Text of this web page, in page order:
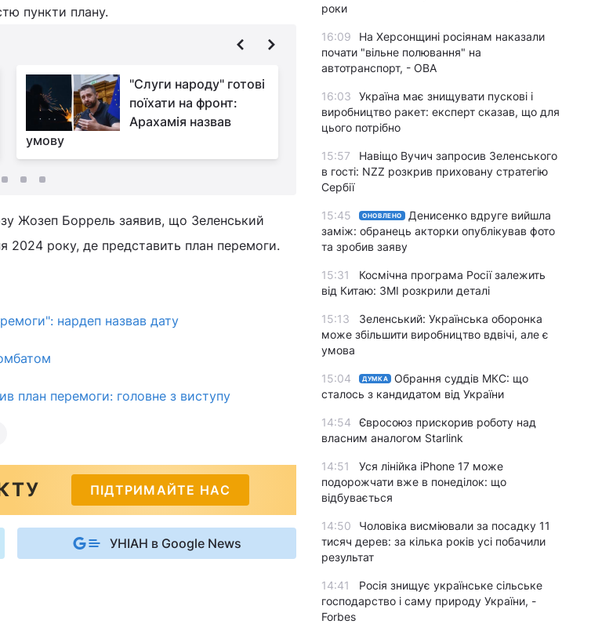
пункти плану.
"Слуги народу" готові
поїхати на фронт:
Арахамія назвав
умову
обуритися кількістю
заброньованих:
Жозеп Боррель заявив, що Зеленський
2024 року, де представить план перемоги.
нардеп назвав дату
план перемоги: головне з виступу
ПІДТРИМАЙТЕ НАС
УНІАН в Google News
роки
16:09
На Херсонщині росіянам наказали
почати "вільне полювання" на
автотранспорт, - ОВА
16:03
Україна має знищувати пускові і
виробництво ракет: експерт сказав, що для
цього потрібно
15:57
Навіщо Вучич запросив Зеленського
в гості: NZZ розкрив приховану стратегію
Сербії
15:45 ОНОВЛЕНО
Денисенко вдруге вийшла
заміж: обранець акторки опублікував фото
та зробив заяву
15:31
Космічна програма Росії залежить
від Китаю: ЗМІ розкрили деталі
15:13
Зеленський: Українська оборонка
може збільшити виробництво вдвічі, але є
умова
15:04 ДУМКА
Обрання суддів МКС: що
сталось з кандидатом від України
14:54
Євросоюз прискорив роботу над
власним аналогом Starlink
14:51
Уся лінійка iPhone 17 може
подорожчати вже в понеділок: що
відбувається
14:50
Чоловіка висміювали за посадку 11
тисяч дерев: за кілька років усі побачили
результат
14:41
Росія знищує українське сільське
господарство і саму природу України, -
Forbes